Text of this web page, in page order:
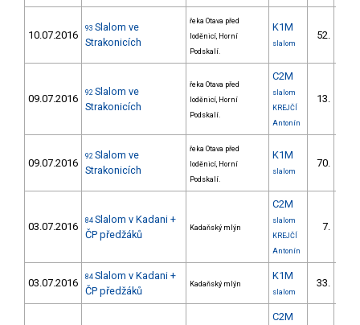
10.07.2016
93 Slalom ve
Strakonicích
řeka Otava před
loděnicí, Horní
Podskalí.
K1M
slalom
52.
09.07.2016 92 Slalom ve
Strakonicích
řeka Otava před
loděnicí, Horní
Podskalí.
C2M
slalom
KREJČÍ
Antonín
13.
09.07.2016
92 Slalom ve
Strakonicích
řeka Otava před
loděnicí, Horní
Podskalí.
K1M
slalom
70.
03.07.2016 84 Slalom v Kadani +
ČP předžáků
Kadaňský mlýn
C2M
slalom
KREJČÍ
Antonín
7.
03.07.2016 84 Slalom v Kadani +
ČP předžáků
Kadaňský mlýn
K1M
slalom
33.
C2M